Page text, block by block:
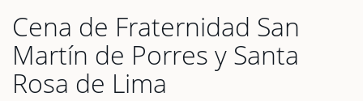
Cena de Fraternidad San
Martín de Porres y Santa
Rosa de Lima